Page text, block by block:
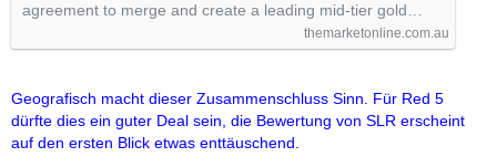
agreement to merge and create a leading mid-tier gold…
themarketonline.com.au
Geografisch macht dieser Zusammenschluss Sinn. Für Red 5
dürfte dies ein guter Deal sein, die Bewertung von SLR erscheint
auf den ersten Blick etwas enttäuschend.